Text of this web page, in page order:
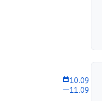
—
10.09
11.09